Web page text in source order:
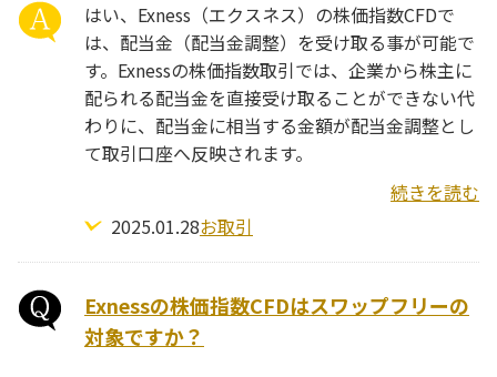
はい、Exness（エクスネス）の株価指数CFDで
は、配当金（配当金調整）を受け取る事が可能で
す。Exnessの株価指数取引では、企業から株主に
配られる配当金を直接受け取ることができない代
わりに、配当金に相当する金額が配当金調整とし
て取引口座へ反映されます。
続きを読む
2025.01.28お取引
Exnessの株価指数CFDはスワップフリーの
対象ですか？